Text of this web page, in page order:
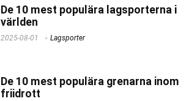
De 10 mest populära lagsporterna i
världen
2025-08-01 Lagsporter
De 10 mest populära grenarna inom
friidrott